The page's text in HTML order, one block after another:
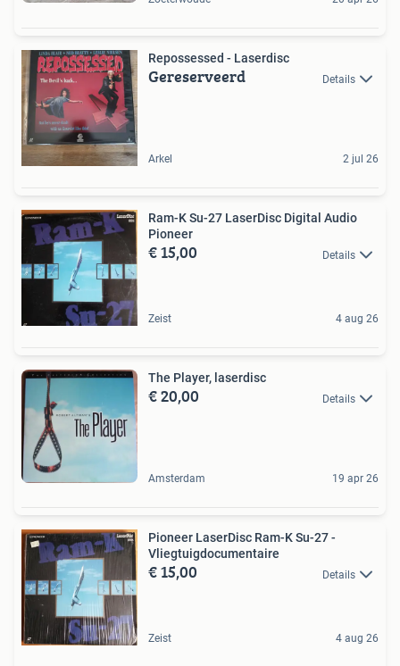
Repossessed - Laserdisc
Gereserveerd Details
Arkel 2 jul 26
Ram-K Su-27 LaserDisc Digital Audio
Pioneer
€ 15,00 Details
Zeist 4 aug 26
The Player, laserdisc
€ 20,00 Details
Amsterdam 19 apr 26
Pioneer LaserDisc Ram-K Su-27 -
Vliegtuigdocumentaire
€ 15,00 Details
Zeist 4 aug 26